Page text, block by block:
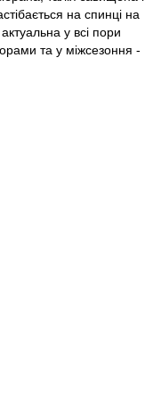
на спинці на
у всі пори
та у міжсезоння -